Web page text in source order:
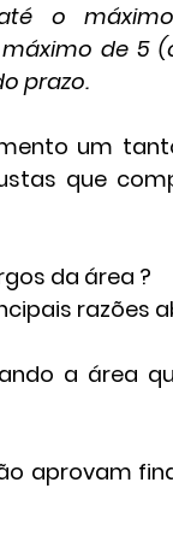
o
de 5
prazo.
que
da área ?
razões
a área
aprovam